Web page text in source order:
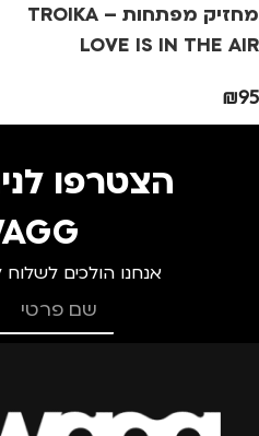
מחזיק מפתחות – TROIKA
LOVE IS IN THE AIR
₪95
הצטרפו
אנחנו הולכים